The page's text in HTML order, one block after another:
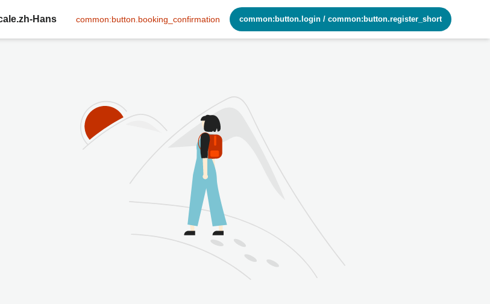
Hans common:button.booking_confirmation common:button.login / common:button.register_short